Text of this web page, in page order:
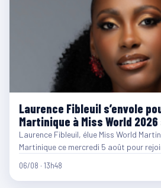
Laurence Fibleuil s’envole
Martinique à Miss World
Laurence Fibleuil, élue Miss World
Martinique ce mercredi 5 août pour
06/08 · 13h48